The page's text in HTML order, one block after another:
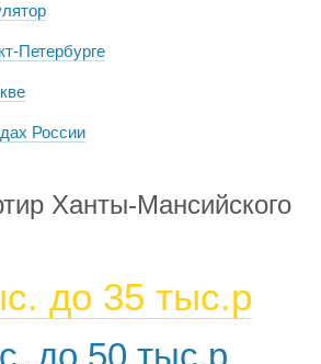
Петербурге
России
Ханты-Мансийского
до 35 тыс.р